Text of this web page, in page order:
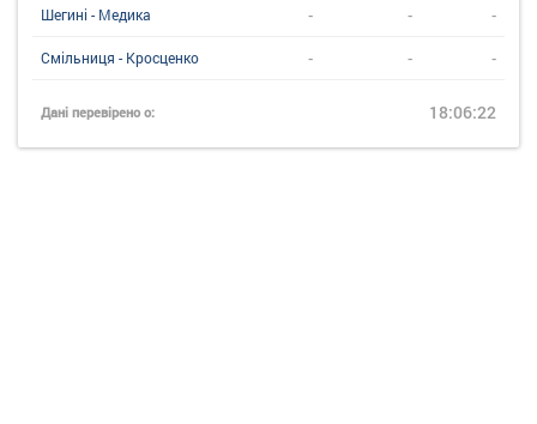
Шегині - Медика - - -
Смільниця - Кросценко - - -
Дані перевірено о: 18:06:22